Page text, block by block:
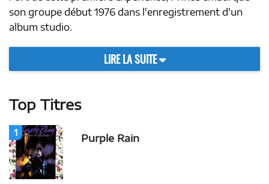
son groupe début 1976 dans l'enregistrement d'un
album studio.
LIRE LA SUITE
Top Titres
1 Purple Rain